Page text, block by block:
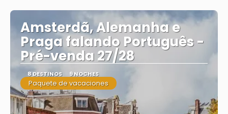
Amsterdã, Alemanha e
Praga falando Português -
Pré-venda 27/28
8 DESTINOS 9 NOCHES
Paquete de vacaciones